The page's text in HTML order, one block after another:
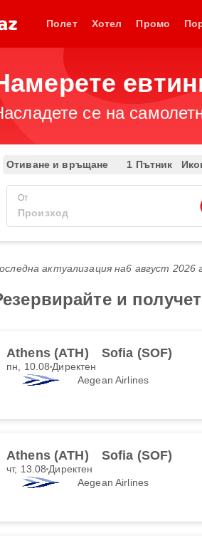
Полет Хотел Промо
се на
Отиване и връщане 1 Пътник
От
актуализация на6 август 2026
и
Athens (ATH) Sofia (SOF)
пн, 10.08 Директен
Aegean Airlines
Athens (ATH) Sofia (SOF)
чт, 13.08 Директен
Aegean Airlines